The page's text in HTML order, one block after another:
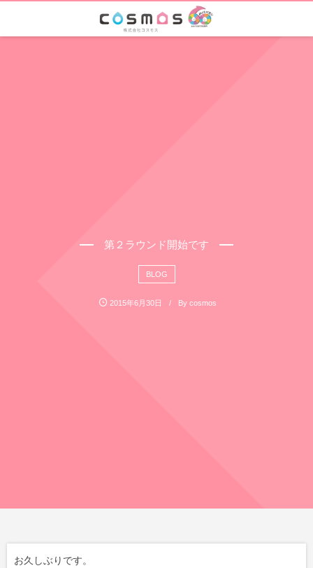
第２ラウンド開始です
BLOG
2015年6月30日 By cosmos
お久しぶりです。